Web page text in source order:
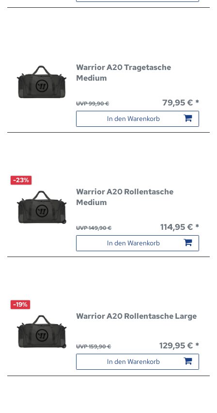
Warrior A20 Tragetasche
Medium
UVP 99,90 € 79,95 € *
In den Warenkorb
-23%
Warrior A20 Rollentasche
Medium
UVP 149,90 € 114,95 € *
In den Warenkorb
-19%
Warrior A20 Rollentasche Large
UVP 159,90 € 129,95 € *
In den Warenkorb